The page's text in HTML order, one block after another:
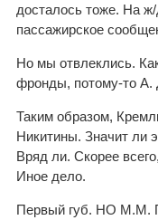
досталось тоже. На ж/
пассажирское
Но мы отвлеклись.
фронды, потому-то А.
Таким образом,
Никитины. Значит ли
Вряд ли. Скорее
Иное дело.
Первый губ. НО М.М.